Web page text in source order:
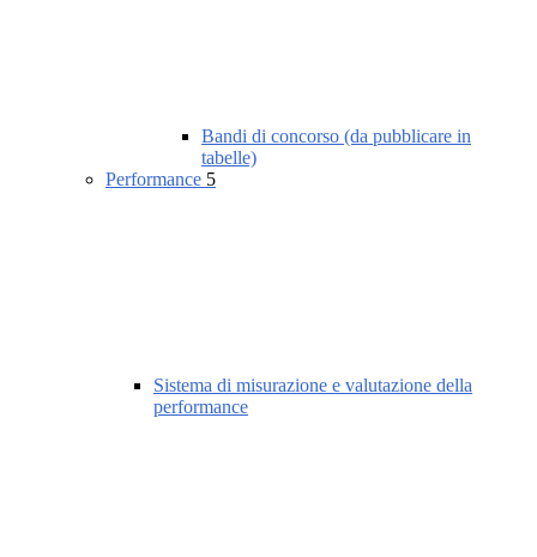
Bandi di concorso (da pubblicare in
tabelle)
Performance 5
Sistema di misurazione e valutazione della
performance